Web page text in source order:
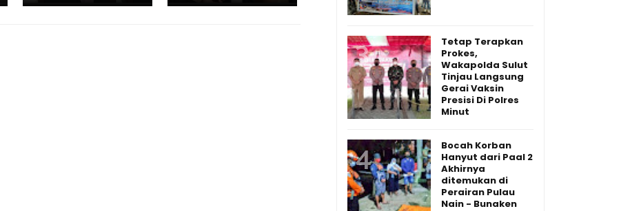
Tetap Terapkan
Prokes,
Wakapolda Sulut
Tinjau Langsung
Gerai Vaksin
Presisi Di Polres
Minut
Bocah Korban
Hanyut dari Paal 2
Akhirnya
ditemukan di
Perairan Pulau
Nain - Bunaken